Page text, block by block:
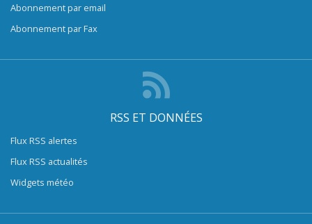
Abonnement par email
Abonnement par Fax
RSS ET DONNÉES
Flux RSS alertes
Flux RSS actualités
Widgets météo